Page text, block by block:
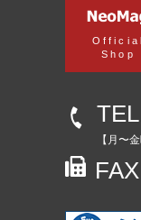
Official
Shop
TEL
【月〜
FAX